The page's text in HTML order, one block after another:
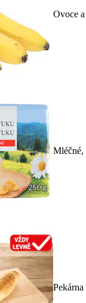
Ovoce
Mléčné,
Pekárna